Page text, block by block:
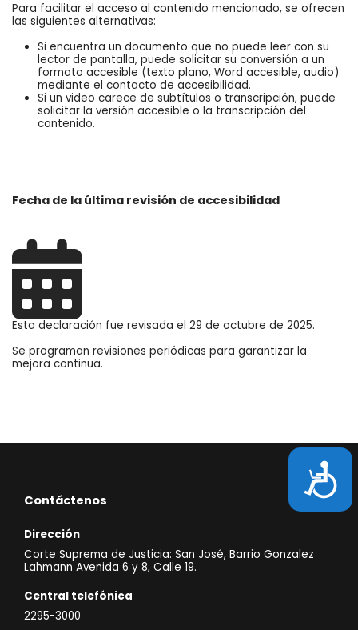
Para facilitar el acceso al contenido mencionado, se ofrecen
las siguientes alternativas:
Si encuentra un documento que no puede leer con su
lector de pantalla, puede solicitar su conversión a un
formato accesible (texto plano, Word accesible, audio)
mediante el contacto de accesibilidad.
Si un video carece de subtítulos o transcripción, puede
solicitar la versión accesible o la transcripción del
contenido.
Fecha de la última revisión de accesibilidad
Esta declaración fue revisada el 29 de octubre de 2025.
Se programan revisiones periódicas para garantizar la
mejora continua.
Contáctenos
Dirección
Corte Suprema de Justicia: San José, Barrio Gonzalez
Lahmann Avenida 6 y 8, Calle 19.
Central telefónica
2295-3000